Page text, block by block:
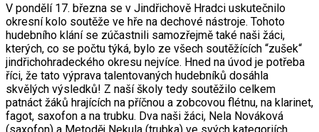
V pondělí 17. března se v Jindřichově Hradci uskutečnilo
okresní kolo soutěže ve hře na dechové nástroje. Tohoto
hudebního klání se zúčastnili samozřejmě také naši žáci,
kterých, co se počtu týká, bylo ze všech soutěžících “zušek“
jindřichohradeckého okresu nejvíce. Hned na úvod je potřeba
říci, že tato výprava talentovaných hudebníků dosáhla
skvělých výsledků! Z naší školy tedy soutěžilo celkem
patnáct žáků hrajících na příčnou a zobcovou flétnu, na klarinet,
fagot, saxofon a na trubku. Dva naši žáci, Nela Nováková